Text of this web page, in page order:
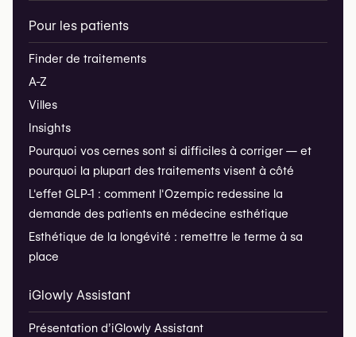
Pour les patients
Finder de traitements
A-Z
Villes
Insights
Pourquoi vos cernes sont si difficiles à corriger — et
pourquoi la plupart des traitements visent à côté
L'effet GLP-1 : comment l'Ozempic redessine la
demande des patients en médecine esthétique
Esthétique de la longévité : remettre le terme à sa
place
iGlowly Assistant
Présentation d’iGlowly Assistant